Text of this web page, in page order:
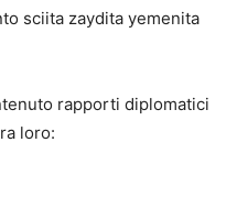
sciita zaydita yemenita
rapporti diplomatici
loro: